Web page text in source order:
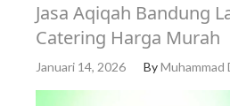
Jasa Aqiqah Bandung
Catering Harga Murah
Januari 14, 2026 ByMuhammad